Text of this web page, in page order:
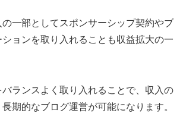
一部としてスポンサーシップ契約やブ
ョンを取り入れることも収益拡大の一
ランスよく取り入れることで、収入の
期的なブログ運営が可能になります。